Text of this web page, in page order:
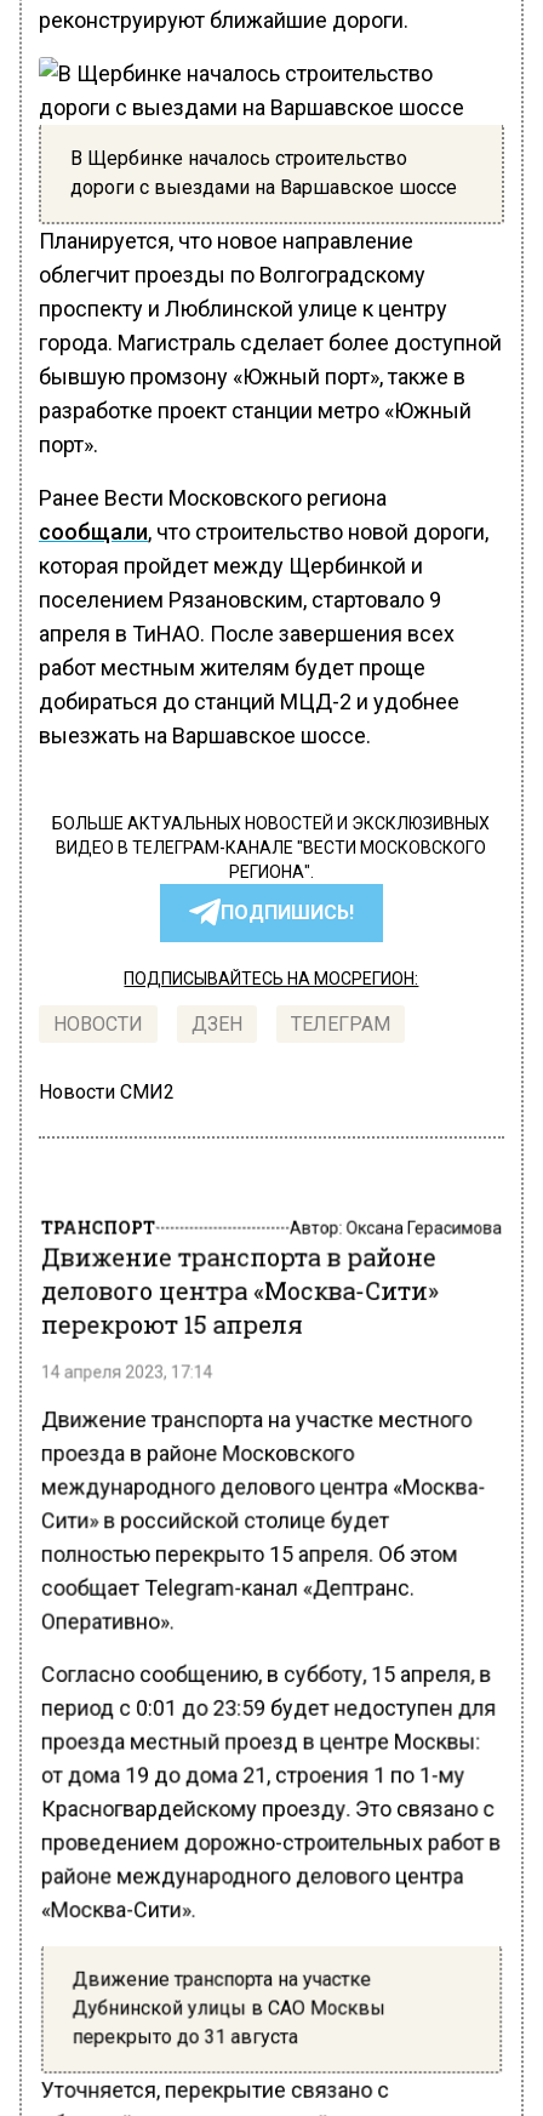
реконструируют ближайшие дороги.
В Щербинке началось строительство
дороги с выездами на Варшавское шоссе
Планируется, что новое направление
облегчит проезды по Волгоградскому
проспекту и Люблинской улице к центру
города. Магистраль сделает более доступной
бывшую промзону «Южный порт», также в
разработке проект станции метро «Южный
порт».
Ранее Вести Московского региона
сообщали, что строительство новой дороги,
которая пройдет между Щербинкой и
поселением Рязановским, стартовало 9
апреля в ТиНАО. После завершения всех
работ местным жителям будет проще
добираться до станций МЦД-2 и удобнее
выезжать на Варшавское шоссе.
БОЛЬШЕ АКТУАЛЬНЫХ НОВОСТЕЙ И ЭКСКЛЮЗИВНЫХ
ВИДЕО В ТЕЛЕГРАМ-КАНАЛЕ "ВЕСТИ МОСКОВСКОГО
РЕГИОНА".
ПОДПИШИСЬ!
ПОДПИСЫВАЙТЕСЬ НА МОСРЕГИОН:
НОВОСТИ ДЗЕН ТЕЛЕГРАМ
Новости СМИ2
ТРАНСПОРТ Автор: Оксана Герасимова
Движение транспорта в районе
делового центра «Москва-Сити»
перекроют 15 апреля
14 апреля 2023, 17:14
Движение транспорта на участке местного
проезда в районе Московского
международного делового центра «Москва-
Сити» в российской столице будет
полностью перекрыто 15 апреля. Об этом
сообщает Telegram-канал «Дептранс.
Оперативно».
Согласно сообщению, в субботу, 15 апреля, в
период с 0:01 до 23:59 будет недоступен для
проезда местный проезд в центре Москвы:
от дома 19 до дома 21, строения 1 по 1-му
Красногвардейскому проезду. Это связано с
проведением дорожно-строительных работ в
районе международного делового центра
«Москва-Сити».
Движение транспорта на участке
Дубнинской улицы в САО Москвы
перекрыто до 31 августа
Уточняется, перекрытие связано с